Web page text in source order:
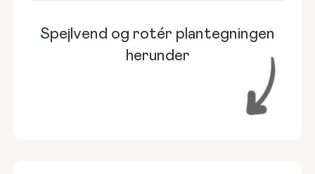
Spejlvend og rotér plantegningen
herunder